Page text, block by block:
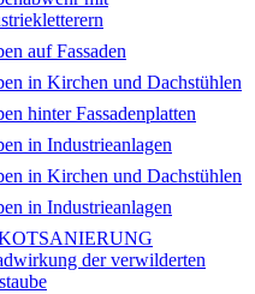
auf Fassaden
in Kirchen und Dachstühlen
hinter Fassadenplatten
in Industrieanlagen
in Kirchen und Dachstühlen
in Industrieanlagen
der verwilderten